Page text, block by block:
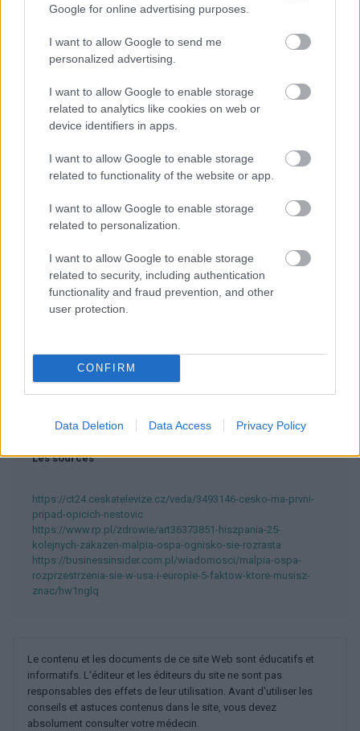
Google for online advertising purposes.
I want to allow Google to send me
personalized advertising.
I want to allow Google to enable storage
related to analytics like cookies on web or
device identifiers in apps.
I want to allow Google to enable storage
related to functionality of the website or app.
I want to allow Google to enable storage
related to personalization.
I want to allow Google to enable storage
related to security, including authentication
functionality and fraud prevention, and other
user protection.
CONFIRM
Data Deletion Data Access Privacy Policy
contaminés.
Utile? Partagez-le sur Facebook!
Vous voulez rester informé ? Suivez-
nous sur
EN RAPPORT
Sujets Covid-19 Maladie virale
Variole Virus
Catégories médicales
Certaines maladies infectieuses et parasitaires
Varicelle avec autres complications
Voir aussi en english español
Les sources
https://ct24.ceskatelevize.cz/veda/3493146-cesko-ma-prvni-
pripad-opicich-nestovic
https://www.rp.pl/zdrowie/art36373851-hiszpania-25-
kolejnych-zakazen-malpia-ospa-ognisko-sie-rozrasta
https://businessinsider.com.pl/wiadomosci/malpia-ospa-
rozprzestrzenia-sie-w-usa-i-europie-5-faktow-ktore-musisz-
znac/hw1nglq
Le contenu et les documents de ce site Web sont éducatifs et
informatifs. L'éditeur et les éditeurs du site ne sont pas
responsables des effets de leur utilisation. Avant d'utiliser les
conseils et astuces contenus dans le site, vous devez
absolument consulter votre médecin.